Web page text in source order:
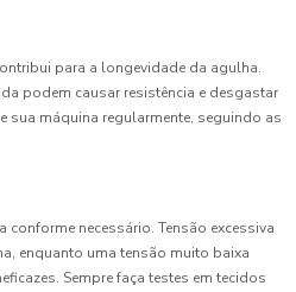
para a longevidade da agulha.
podem causar resistência e desgastar
sua máquina regularmente, seguindo as
conforme necessário. Tensão excessiva
enquanto uma tensão muito baixa
Sempre faça testes em tecidos